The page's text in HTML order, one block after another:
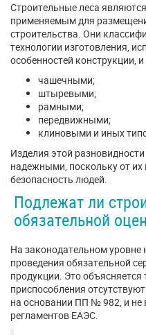
Строительные леса
применяемым для
строительства. Они
технологии изготовления,
особенностей конструкции,
чашечными;
штыревыми;
рамными;
передвижными;
клиновыми и иных
Изделия этой
надежными, поскольку от
безопасность людей.
Подлежат ли
обязательной
На законодательном уровне
проведения обязательной
продукции. Это объясняется
приспособления
на основании ПП № 982, и не
регламентов ЕАЭС.